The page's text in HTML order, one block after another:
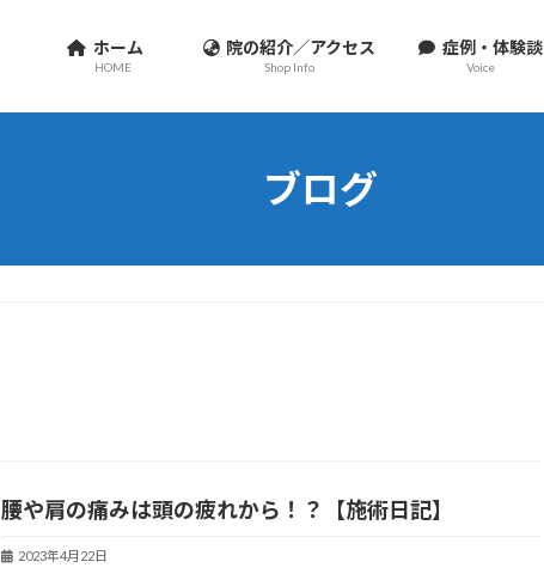
ホーム
HOME
院の紹介／アクセス
Shop Info
症例・体験談
Voice
ブログ
腰や肩の痛みは頭の疲れから！？【施術日記】
2023年4月22日